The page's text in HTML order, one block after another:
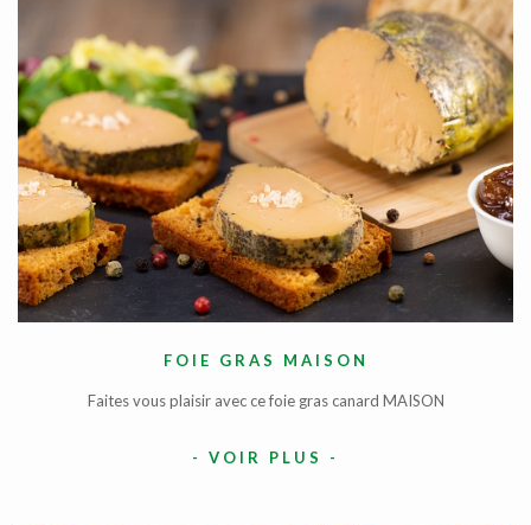
FOIE GRAS MAISON
Faites vous plaisir avec ce foie gras canard MAISON
- VOIR PLUS -